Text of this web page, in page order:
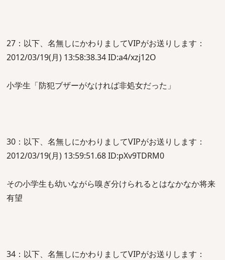
27：以下、名無しにかわりましてVIPがお送りします：
2012/03/19(月) 13:58:38.34 ID:a4/xzj12O
小学生「防犯ブザーがなければ非処女だった」
30：以下、名無しにかわりましてVIPがお送りします：
2012/03/19(月) 13:59:51.68 ID:pXv9TDRM0
その小学生も幼いながら嗅ぎ分けられるとはなかなか将来
有望
34：以下、名無しにかわりましてVIPがお送りします：